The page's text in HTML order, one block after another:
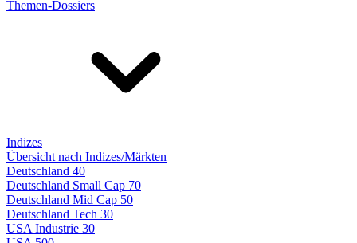
Themen-Dossiers
Indizes
Übersicht nach Indizes/Märkten
Deutschland 40
Deutschland Small Cap 70
Deutschland Mid Cap 50
Deutschland Tech 30
USA Industrie 30